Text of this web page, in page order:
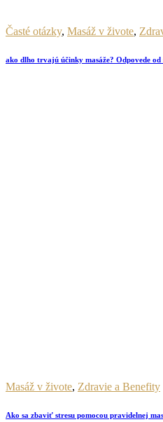
Časté otázky, Masáž v živote,
ako dlho trvajú účinky masáže? Odpovede od
Masáž v živote, Zdravie a Benefity
Ako sa zbaviť stresu pomocou pravidelnej